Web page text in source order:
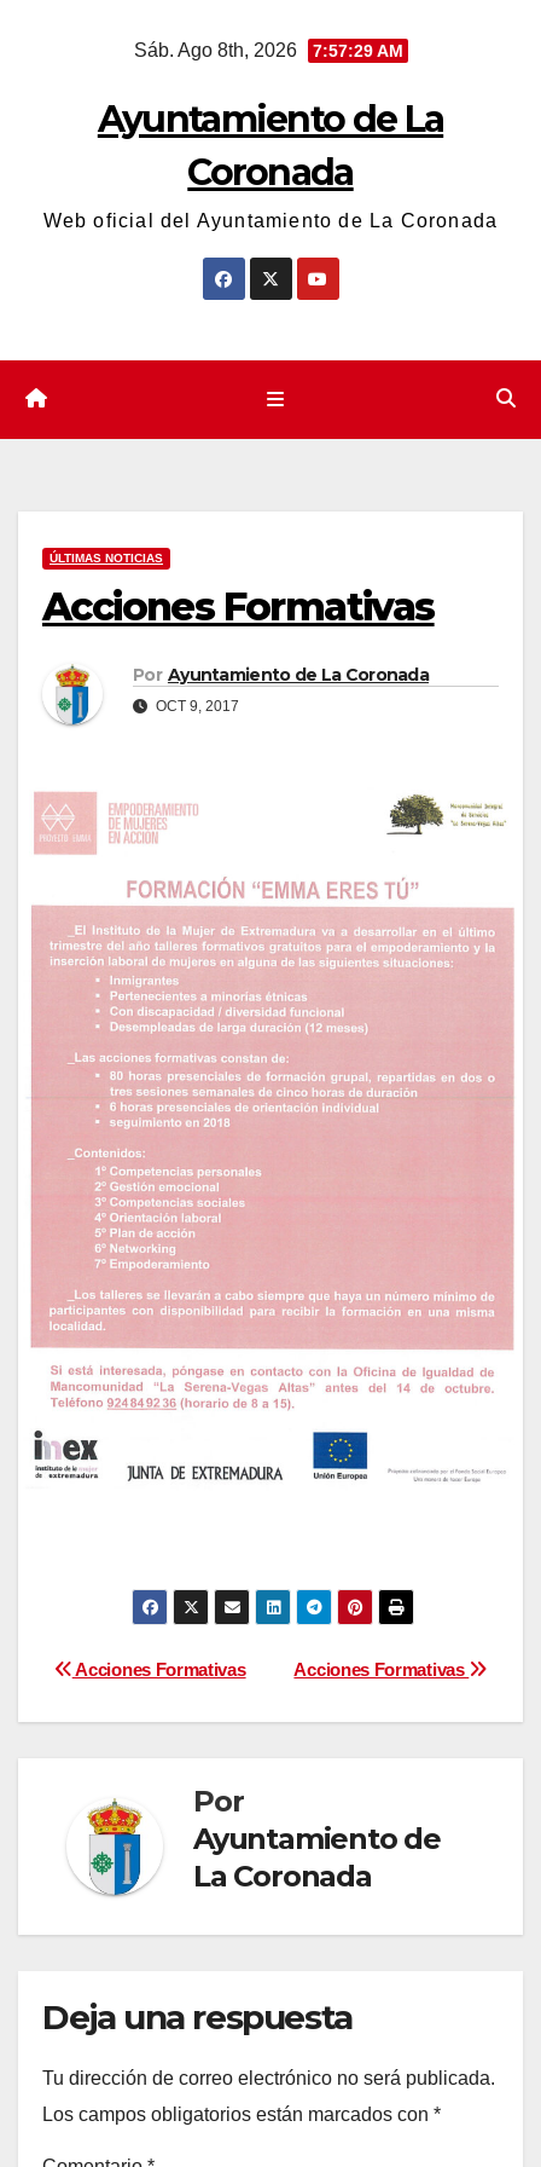
Sáb. Ago 8th, 2026 7:57:29 AM
Ayuntamiento de La
Coronada
Web oficial del Ayuntamiento de La Coronada
ÚLTIMAS NOTICIAS
Acciones Formativas
Por Ayuntamiento de La Coronada
OCT 9, 2017
Navegación
de
Acciones Formativas
Acciones Formativas
Por
Ayuntamiento de
La Coronada
Deja una respuesta
Tu dirección de correo electrónico no será publicada.
Los campos obligatorios están marcados con *